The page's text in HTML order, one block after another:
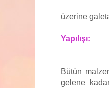
üzerine
Yapılışı:
Bütün
gelene